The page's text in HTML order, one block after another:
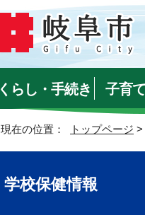
くらし・手続き 子育
現在の位置： トップページ >
学校保健情報